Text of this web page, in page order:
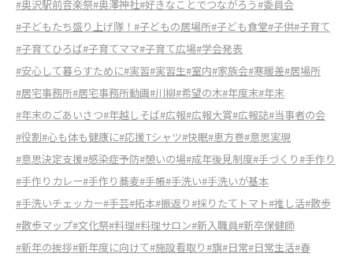
#奥沢駅前音楽祭#奥澤神社#好きなことでつながろう#委員会
#子どもたち盛り上げ隊！ #子どもの居場所#子ども食堂#子供#子育て
#子育てひろば#子育てママ#子育て広場#学会発表
#安心して暮らすために#実習#実習生#室内#家族会#寒暖差#居場所
#居宅事務所#居宅事務所動画#川柳#希望の木#年度末#年末
#年末のごあいさつ#年越しそば#広報#広報大賞#広報誌#当事者の会
#役割#心も体も健康に#応援Tシャツ#快眠#恵方巻#意思実現
#意思決定支援#感染症予防#憩いの場#成年後見制度#手づくり#手作り
#手作りカレー#手作り蕎麦#手帳#手洗い#手洗いが基本
#手洗いチェッカー#手芸#拓本#振返り#採りたてトマト#推し活#散歩
#散歩マップ#文化祭#料理#料理サロン#新入職員#新卒保健師
#新年の挨拶#新年度に向けて#施設看取り#旗#日常#日常生活#春